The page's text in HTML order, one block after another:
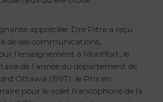
appréciée, Dre Pitre a reçu
de ses communications,
l’enseignement à Montfort, le
de l’année du département de
d’Ottawa (1997), le Prix en
pour le volet francophone de la